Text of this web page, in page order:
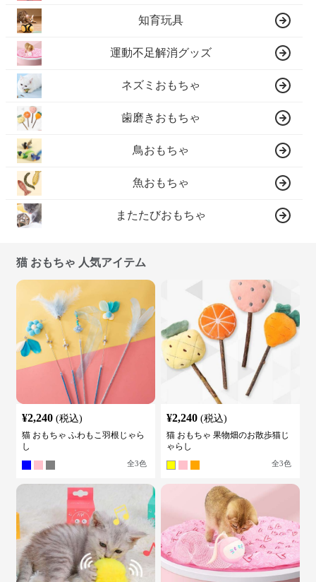
知育玩具
運動不足解消グッズ
ネズミおもちゃ
歯磨きおもちゃ
鳥おもちゃ
魚おもちゃ
またたびおもちゃ
猫 おもちゃ 人気アイテム
¥2,240 (税込)
猫 おもちゃ ふわもこ羽根じゃら
し
全3色
¥2,240 (税込)
猫 おもちゃ 果物畑のお散歩猫じ
ゃらし
全3色